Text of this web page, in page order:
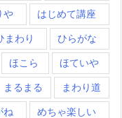
や はじめて講座
まわり ひらがな
ほこら ほていや
まるまる まわり道
ね めちゃ楽しい